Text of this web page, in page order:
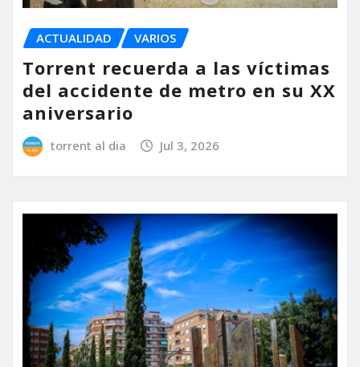
ACTUALIDAD VARIOS
Torrent recuerda a las víctimas
del accidente de metro en su XX
aniversario
torrent al dia Jul 3, 2026